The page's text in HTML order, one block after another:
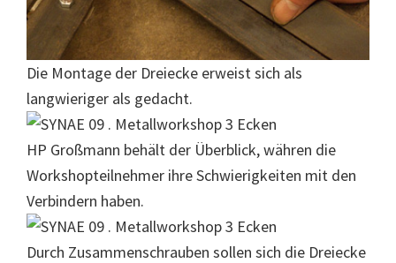
Die Montage der Dreiecke erweist sich als
langwieriger als gedacht.
HP Großmann behält der Überblick, währen die
Workshopteilnehmer ihre Schwierigkeiten mit den
Verbindern haben.
Durch Zusammenschrauben sollen sich die Dreiecke